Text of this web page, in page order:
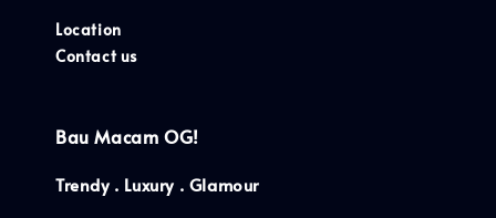
Location
Contact us
Bau Macam OG!
Trendy . Luxury . Glamour